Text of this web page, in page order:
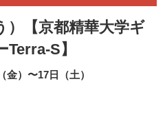
）【京都精華大学ギ
Terra-S】
金）〜17日（土）